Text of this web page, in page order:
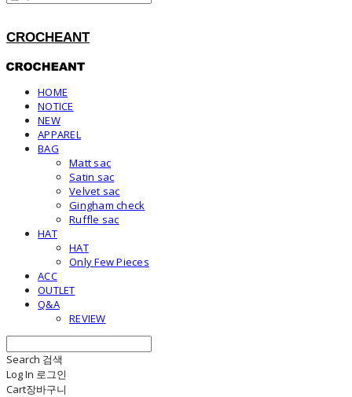
CROCHEANT
HOME
NOTICE
NEW
APPAREL
BAG
Matt sac
Satin sac
Velvet sac
Gingham check
Ruffle sac
HAT
HAT
Only Few Pieces
ACC
OUTLET
Q&A
REVIEW
Search 검색
Log In 로그인
Cart장바구니